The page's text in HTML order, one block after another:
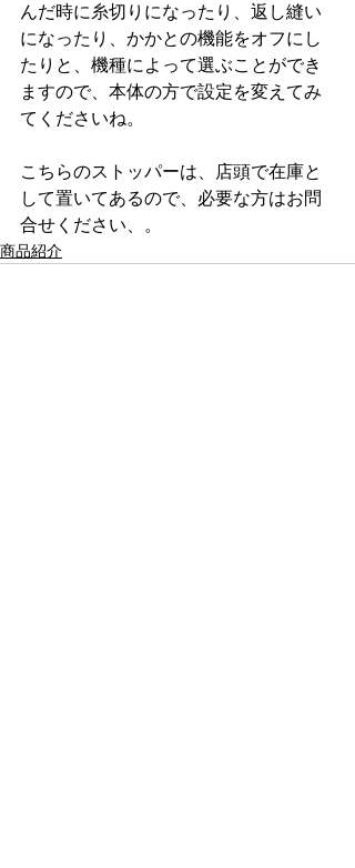
んだ時に糸切りになったり、返し縫い
になったり、かかとの機能をオフにし
たりと、機種によって選ぶことができ
ますので、本体の方で設定を変えてみ
てくださいね。
こちらのストッパーは、店頭で在庫と
して置いてあるので、必要な方はお問
合せください、。
商品紹介